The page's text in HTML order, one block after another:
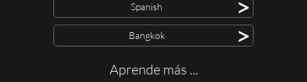
Spanish >
Bangkok >
Aprende más ...